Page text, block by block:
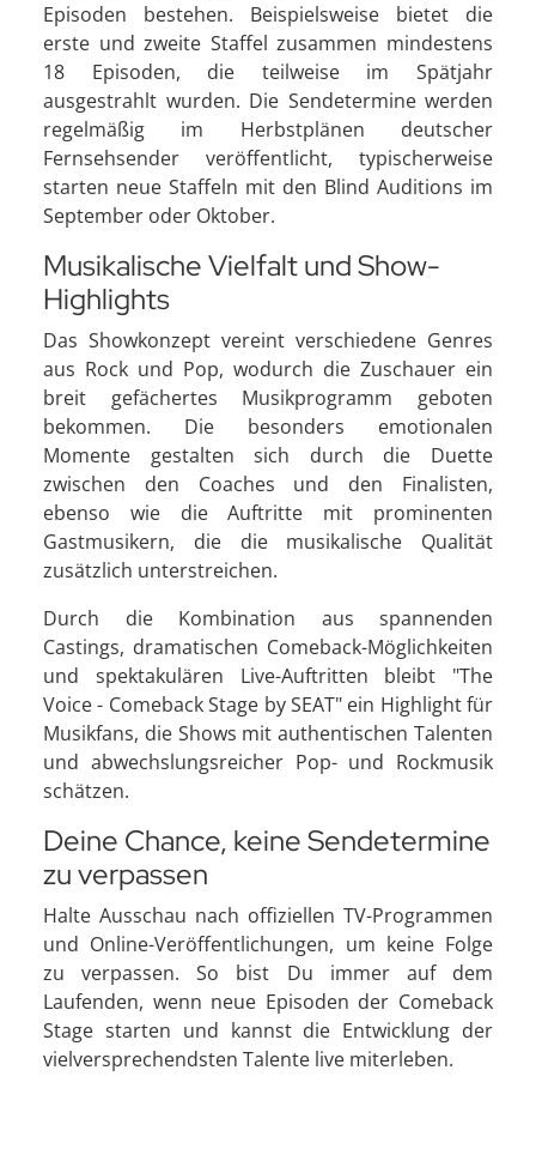
Episoden bestehen. Beispielsweise bietet die
erste und zweite Staffel zusammen mindestens
18 Episoden, die teilweise im Spätjahr
ausgestrahlt wurden. Die Sendetermine werden
regelmäßig im Herbstplänen deutscher
Fernsehsender veröffentlicht, typischerweise
starten neue Staffeln mit den Blind Auditions im
September oder Oktober.
Musikalische Vielfalt und Show-
Highlights
Das Showkonzept vereint verschiedene Genres
aus Rock und Pop, wodurch die Zuschauer ein
breit gefächertes Musikprogramm geboten
bekommen. Die besonders emotionalen
Momente gestalten sich durch die Duette
zwischen den Coaches und den Finalisten,
ebenso wie die Auftritte mit prominenten
Gastmusikern, die die musikalische Qualität
zusätzlich unterstreichen.
Durch die Kombination aus spannenden
Castings, dramatischen Comeback-Möglichkeiten
und spektakulären Live-Auftritten bleibt "The
Voice - Comeback Stage by SEAT" ein Highlight für
Musikfans, die Shows mit authentischen Talenten
und abwechslungsreicher Pop- und Rockmusik
schätzen.
Deine Chance, keine Sendetermine
zu verpassen
Halte Ausschau nach offiziellen TV-Programmen
und Online-Veröffentlichungen, um keine Folge
zu verpassen. So bist Du immer auf dem
Laufenden, wenn neue Episoden der Comeback
Stage starten und kannst die Entwicklung der
vielversprechendsten Talente live miterleben.